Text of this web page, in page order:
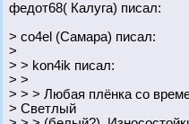
федот68( Калуга) писал:
> co4el (Самара) писал:
>
> > kon4ik писал:
> >
> > > Любая плёнка со
> Светлый